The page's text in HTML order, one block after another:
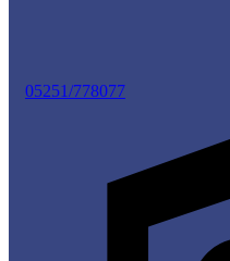
05251/778077